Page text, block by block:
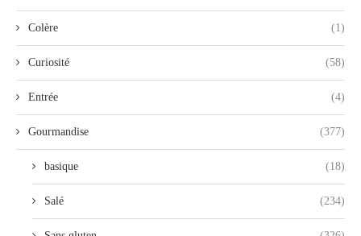
Colère (1)
Curiosité (58)
Entrée (4)
Gourmandise (377)
basique (18)
Salé (234)